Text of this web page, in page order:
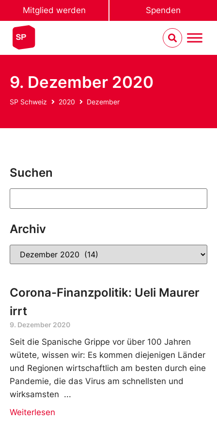
Mitglied werden Spenden
9. Dezember 2020
SP Schweiz 2020 Dezember
Suchen
Archiv
Corona-Finanzpolitik: Ueli Maurer
irrt
9. Dezember 2020
Seit die Spanische Grippe vor über 100 Jahren
wütete, wissen wir: Es kommen diejenigen Länder
und Regionen wirtschaftlich am besten durch eine
Pandemie, die das Virus am schnellsten und
wirksamsten
Weiterlesen